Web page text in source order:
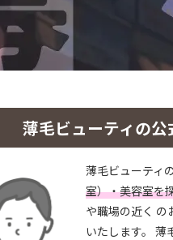
薄毛ビューティの公
薄毛ビューティ
室）・美容室を
や職場の近く の
いたします。 薄